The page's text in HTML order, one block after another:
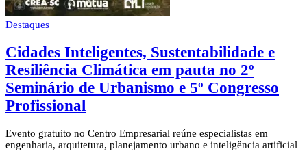
Destaques
Cidades Inteligentes, Sustentabilidade e
Resiliência Climática em pauta no 2º
Seminário de Urbanismo e 5º Congresso
Profissional
Evento gratuito no Centro Empresarial reúne especialistas em
engenharia, arquitetura, planejamento urbano e inteligência artificial